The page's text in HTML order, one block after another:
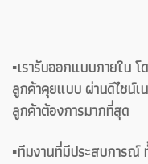
▪️เรารับออกแบบภายใน
ลูกค้าคุยแบบ ผ่านดีไซน์เ
ลูกค้าต้องการมากที่สุด
▪️ทีมงานที่มีประสบการณ์